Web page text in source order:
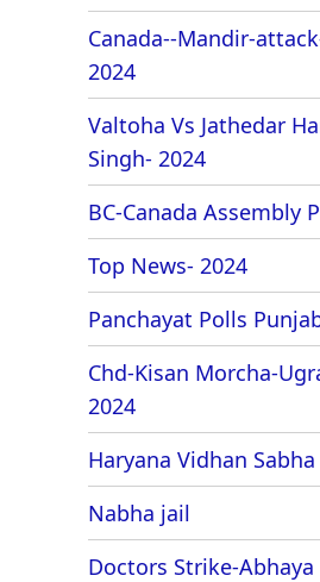
Canada--Mandir-
2024
Valtoha Vs Jathedar
Singh- 2024
BC-Canada Assembly
Top News- 2024
Panchayat Polls
Chd-Kisan Morcha-
2024
Haryana Vidhan
Nabha jail
Doctors Strike-Abhaya